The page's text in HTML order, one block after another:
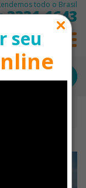
seu
todo o Brasil
3331-1643